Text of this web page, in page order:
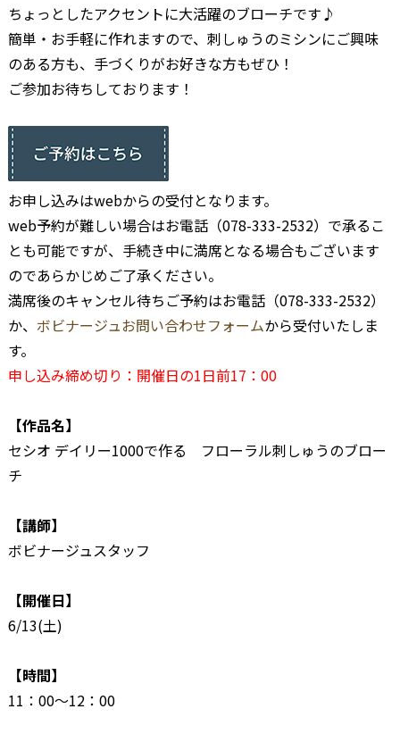
ちょっとしたアクセントに大活躍のブローチです♪
簡単・お手軽に作れますので、刺しゅうのミシンにご興味
のある方も、手づくりがお好きな方もぜひ！
ご参加お待ちしております！
お申し込みはwebからの受付となります。
web予約が難しい場合はお電話（078-333-2532）で承るこ
とも可能ですが、手続き中に満席となる場合もございます
のであらかじめご了承ください。
満席後のキャンセル待ちご予約はお電話（078-333-2532）
か、 ボビナージュお問い合わせフォームから受付いたしま
す。
申し込み締め切り：開催日の1日前17：00
【作品名】
セシオ デイリー1000で作る フローラル刺しゅうのブロー
チ
【講師】
ボビナージュスタッフ
【開催日】
6/13(土)
【時間】
11：00～12：00